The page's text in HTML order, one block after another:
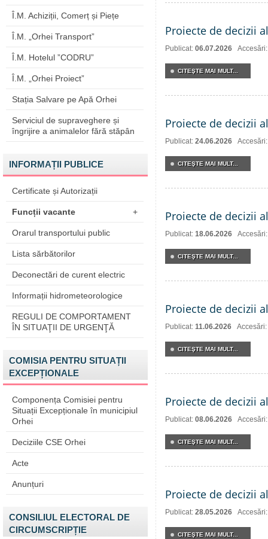
Î.M. Achiziții, Comerț și Piețe
Î.M. „Orhei Transport”
Î.M. Hotelul ”CODRU”
Î.M. „Orhei Proiect”
Stația Salvare pe Apă Orhei
Serviciul de supraveghere și
îngrijire a animalelor fără stăpân
INFORMAȚII PUBLICE
Certificate și Autorizații
Funcții vacante +
Orarul transportului public
Lista sărbătorilor
Deconectări de curent electric
Informații hidrometeorologice
REGULI DE COMPORTAMENT
ÎN SITUAŢII DE URGENŢĂ
COMISIA PENTRU SITUAȚII
EXCEPȚIONALE
Componența Comisiei pentru
Situații Excepționale în municipiul
Orhei
Deciziile CSE Orhei
Acte
Anunțuri
CONSILIUL ELECTORAL DE
CIRCUMSCRIPȚIE
Proiecte de decizii
Publicat: 06.07.2026
CITEŞTE MAI MULT...
Proiecte de decizii
Publicat: 24.06.2026
CITEŞTE MAI MULT...
Proiecte de decizii
Publicat: 18.06.2026
CITEŞTE MAI MULT...
Proiecte de decizii
Publicat: 11.06.2026
CITEŞTE MAI MULT...
Proiecte de decizii
Publicat: 08.06.2026
CITEŞTE MAI MULT...
Proiecte de decizii
Publicat: 28.05.2026
CITEŞTE MAI MULT...